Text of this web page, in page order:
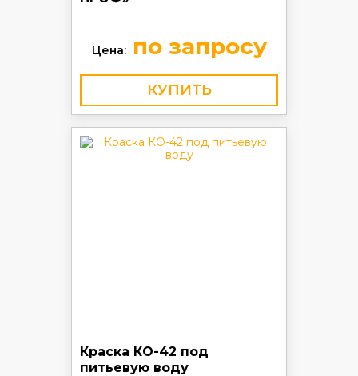
Цена:по запросу
КУПИТЬ
Краска КО-42 под
питьевую воду